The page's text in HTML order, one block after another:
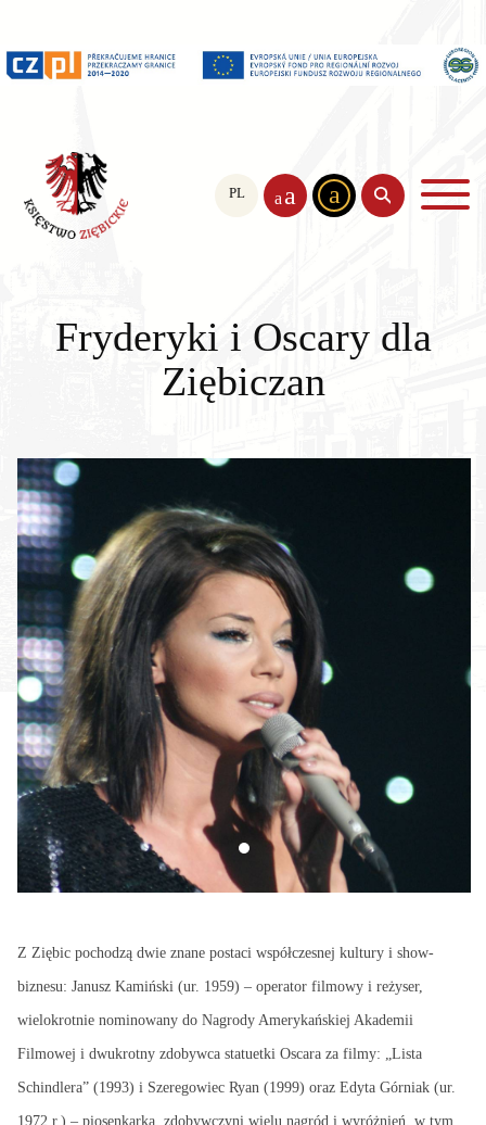
PL EN CS
a a a
Fryderyki i Oscary dla
Ziębiczan
Z Ziębic pochodzą dwie znane postaci współczesnej kultury i show-
biznesu: Janusz Kamiński (ur. 1959) – operator filmowy i reżyser,
wielokrotnie nominowany do Nagrody Amerykańskiej Akademii
Filmowej i dwukrotny zdobywca statuetki Oscara za filmy: „Lista
Schindlera” (1993) i Szeregowiec Ryan (1999) oraz Edyta Górniak (ur.
1972 r.) – piosenkarka, zdobywczyni wielu nagród i wyróżnień, w tym